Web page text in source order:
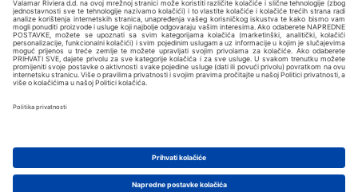
Istraži na Valamar.com
Slijedite nas na: